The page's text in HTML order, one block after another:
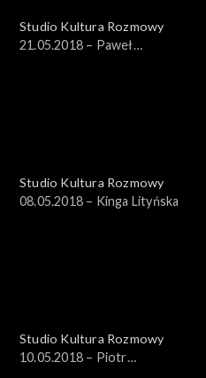
Studio Kultura Rozmowy
21.05.2018 – Paweł
Studio Kultura Rozmowy
08.05.2018 – Kinga Lityńska
Studio Kultura Rozmowy
10.05.2018 – Piotr